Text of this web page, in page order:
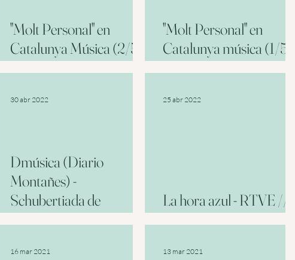
"Molt Personal" en
Catalunya Música (2/5:
Arturo Dúo Vital)
"Molt Personal" en
Catalunya música (1/5:
Introducción)
Dmúsica (Diario
Montañes) -
Schubertiada de
Cantabria
30 abr 2022
La hora azul - RTVE //
Arturo Dúo Vital
25 abr 2022
16 mar 2021 13 mar 2021